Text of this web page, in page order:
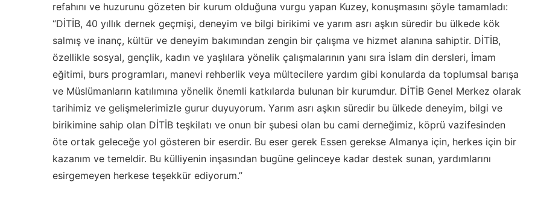
refahını ve huzurunu gözeten bir kurum olduğuna vurgu yapan Kuzey, konuşmasını şöyle tamamladı:
“DİTİB, 40 yıllık dernek geçmişi, deneyim ve bilgi birikimi ve yarım asrı aşkın süredir bu ülkede kök
salmış ve inanç, kültür ve deneyim bakımından zengin bir çalışma ve hizmet alanına sahiptir. DİTİB,
özellikle sosyal, gençlik, kadın ve yaşlılara yönelik çalışmalarının yanı sıra İslam din dersleri, İmam
eğitimi, burs programları, manevi rehberlik veya mültecilere yardım gibi konularda da toplumsal barışa
ve Müslümanların katılımına yönelik önemli katkılarda bulunan bir kurumdur. DİTİB Genel Merkez olarak
tarihimiz ve gelişmelerimizle gurur duyuyorum. Yarım asrı aşkın süredir bu ülkede deneyim, bilgi ve
birikimine sahip olan DİTİB teşkilatı ve onun bir şubesi olan bu cami derneğimiz, köprü vazifesinden
öte ortak geleceğe yol gösteren bir eserdir. Bu eser gerek Essen gerekse Almanya için, herkes için bir
kazanım ve temeldir. Bu külliyenin inşasından bugüne gelinceye kadar destek sunan, yardımlarını
esirgemeyen herkese teşekkür ediyorum.”